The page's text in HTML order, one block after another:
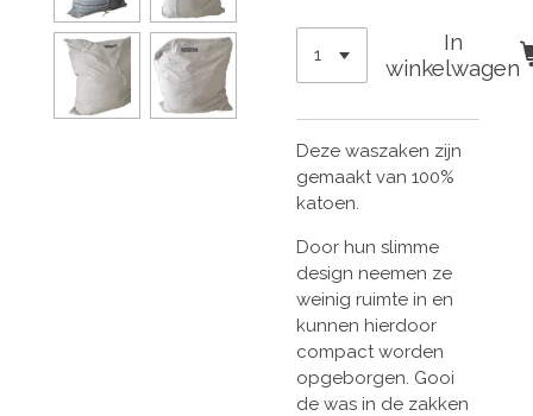
In
winkelwagen
Deze waszaken zijn
gemaakt van 100%
katoen.
Door hun slimme
design neemen ze
weinig ruimte in en
kunnen hierdoor
compact worden
opgeborgen. Gooi
de was in de zakken